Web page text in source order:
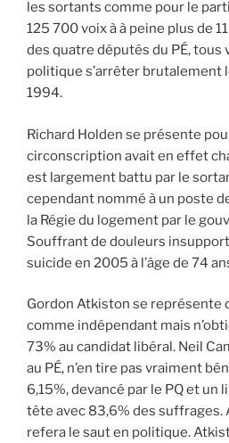
les sortants comme pour le
125 700 voix à à peine plus de
des quatre députés du PÉ,
politique s’arrêter brutalement
1994.
Richard Holden se présente
circonscription avait en effet
est largement battu par le
cependant nommé à un poste
la Régie du logement par le
Souffrant de douleurs
suicide en 2005 à l’âge de 74
Gordon Atkiston se représente
comme indépendant mais
73% au candidat libéral. Neil
au PÉ, n’en tire pas vraiment
6,15%, devancé par le PQ et un
tête avec 83,6% des suffrages.
refera le saut en politique.